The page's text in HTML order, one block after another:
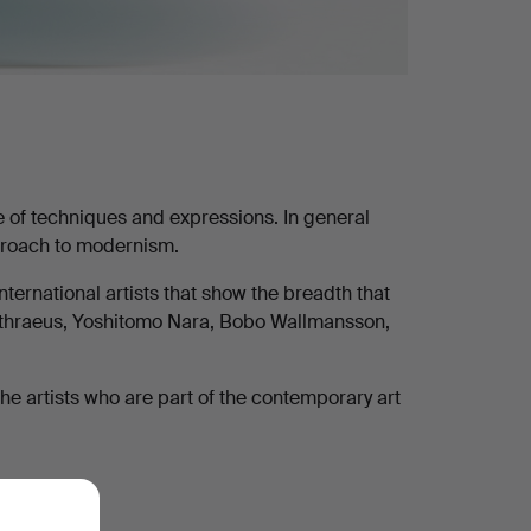
techniques and expressions. In general
to modernism.
artists that show the breadth that
Yoshitomo Nara, Bobo Wallmansson,
artists who are part of the contemporary art